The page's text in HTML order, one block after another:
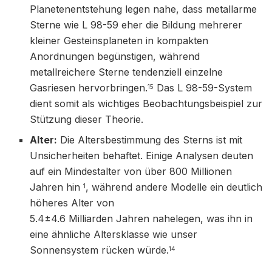
Planetenentstehung legen nahe, dass metallarme
Sterne wie L 98-59 eher die Bildung mehrerer
kleiner Gesteinsplaneten in kompakten
Anordnungen begünstigen, während
metallreichere Sterne tendenziell einzelne
Gasriesen hervorbringen.15 Das L 98-59-System
dient somit als wichtiges Beobachtungsbeispiel zur
Stützung dieser Theorie.
Alter: Die Altersbestimmung des Sterns ist mit
Unsicherheiten behaftet. Einige Analysen deuten
auf ein Mindestalter von über 800 Millionen
Jahren hin1 , während andere Modelle ein deutlich
höheres Alter von
5.4±4.6 Milliarden Jahren nahelegen, was ihn in
eine ähnliche Altersklasse wie unser
Sonnensystem rücken würde.14